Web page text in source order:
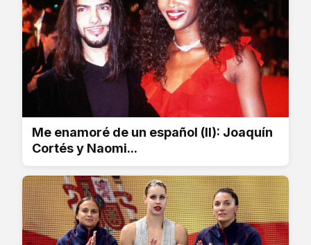
Me enamoré de un español (II): Joaquín
Cortés y Naomi...